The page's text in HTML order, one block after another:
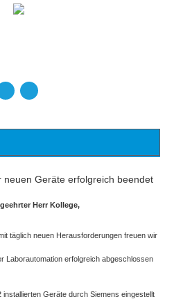
neuen Geräte erfolgreich beendet
Herr Kollege,
täglich neuen Herausforderungen freuen wir
Laborautomation erfolgreich abgeschlossen
Geräte durch Siemens eingestellt